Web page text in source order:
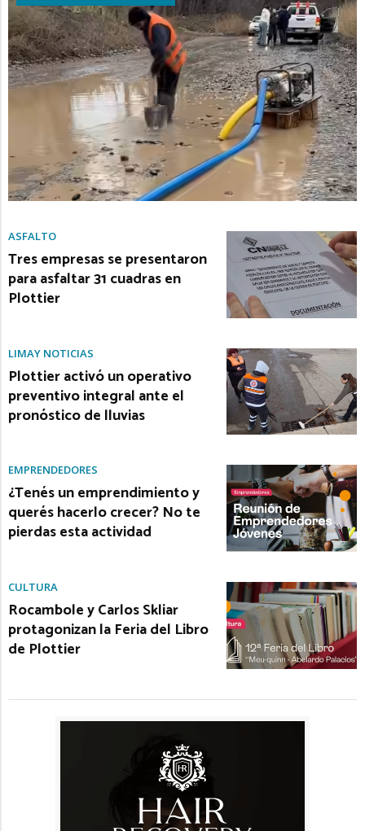
ASFALTO
Tres empresas se presentaron
para asfaltar 31 cuadras en
Plottier
LIMAY NOTICIAS
Plottier activó un operativo
preventivo integral ante el
pronóstico de lluvias
EMPRENDEDORES
¿Tenés un emprendimiento y
querés hacerlo crecer? No te
pierdas esta actividad
CULTURA
Rocambole y Carlos Skliar
protagonizan la Feria del Libro
de Plottier